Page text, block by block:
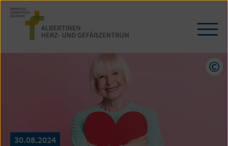
Zum
Seiteninhalt
springen
30.08.2024